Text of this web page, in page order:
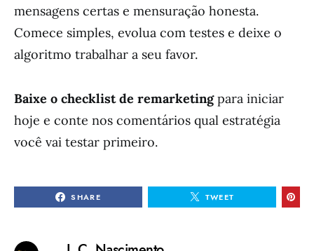
mensagens certas e mensuração honesta.
Comece simples, evolua com testes e deixe o
algoritmo trabalhar a seu favor.
Baixe o checklist de remarketingpara iniciar
hoje e conte nos comentários qual estratégia
você vai testar primeiro.
SHARE TWEET